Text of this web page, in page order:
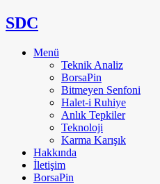
SDC
Menü
Teknik Analiz
BorsaPin
Bitmeyen Senfoni
Halet-i Ruhiye
Anlık Tepkiler
Teknoloji
Karma Karışık
Hakkında
İletişim
BorsaPin